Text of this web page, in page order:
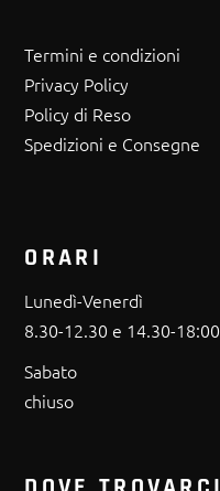
Termini e condizioni
Privacy Policy
Policy di Reso
Spedizioni e Consegne
ORARI
Lunedì-Venerdì
8.30-12.30 e 14.30-18:00
Sabato
chiuso